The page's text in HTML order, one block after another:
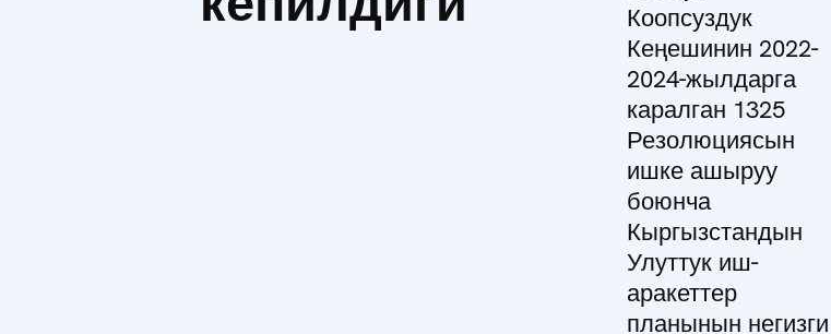
Коопсуздук
Кеңешинин 2022-
2024-жылдарга
каралган 1325
Резолюциясын
ишке ашыруу
боюнча
Кыргызстандын
Улуттук иш-
аракеттер
планынын негизги